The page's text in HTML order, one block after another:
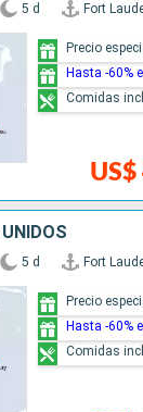
5 d Fort
US$
Precio
Hasta -60%
Comidas
5 d Fort
Precio
Hasta -60%
Comidas